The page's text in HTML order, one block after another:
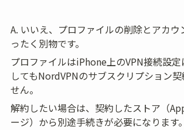
A. いいえ、プロファイルの削除とアカウ
ったく別物です。
プロファイルはiPhone上のVPN接続設
してもNordVPNのサブスクリプション
せん。
解約したい場合は、契約したストア（
ージ）から別途手続きが必要になります。